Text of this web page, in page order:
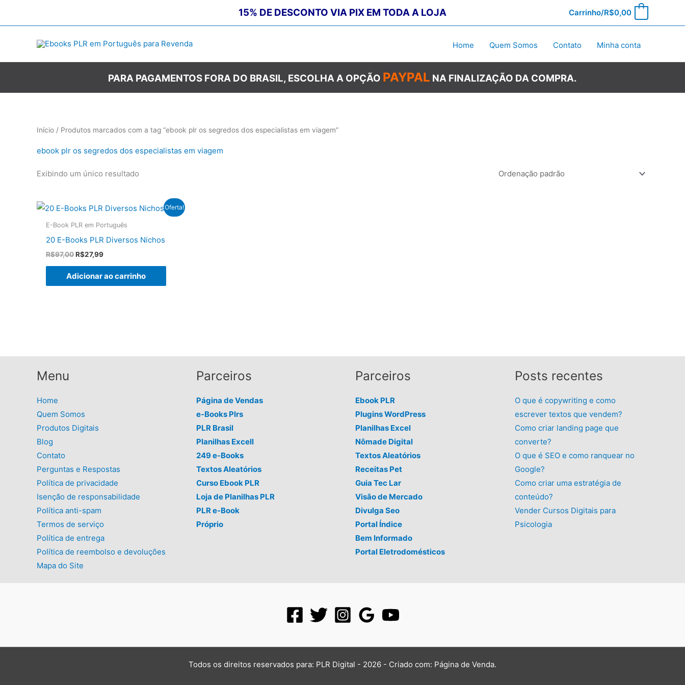
15% DE DESCONTO VIA PIX EM TODA A LOJA Carrinho/R$0,00
Home Quem Somos Contato Minha conta
PARA PAGAMENTOS FORA DO BRASIL, ESCOLHA A OPÇÃO PAYPAL NA FINALIZAÇÃO DA COMPRA.
Início / Produtos marcados com a tag “ebook plr os segredos dos especialistas em viagem”
ebook plr os segredos dos especialistas em viagem
Exibindo um único resultado
Oferta!
E-Book PLR em Português
20 E-Books PLR Diversos Nichos
R$97,00O
original
era:
R$97,00.
R$27,99O
é:
R$27,99.
Adicionar ao carrinho
Menu
Home
Quem Somos
Produtos Digitais
Blog
Contato
Perguntas e Respostas
Política de privacidade
Isenção de responsabilidade
Política anti-spam
Termos de serviço
Política de entrega
Política de reembolso e devoluções
Mapa do Site
Parceiros
Página de Vendas
e-Books Plrs
PLR Brasil
Planilhas Excell
249 e-Books
Textos Aleatórios
Curso Ebook PLR
Loja de Planilhas PLR
PLR e-Book
Próprio
Parceiros
Ebook PLR
Plugins WordPress
Planilhas Excel
Nômade Digital
Textos Aleatórios
Receitas Pet
Guia Tec Lar
Visão de Mercado
Divulga Seo
Portal Índice
Bem Informado
Portal Eletrodomésticos
Posts recentes
O que é copywriting e como
escrever textos que vendem?
Como criar landing page que
converte?
O que é SEO e como ranquear no
Google?
Como criar uma estratégia de
conteúdo?
Vender Cursos Digitais para
Psicologia
Todos os direitos reservados para: PLR Digital - 2026 - Criado com: Página de Venda.